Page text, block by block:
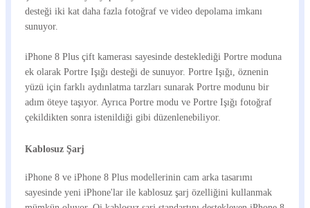
desteği iki kat daha fazla fotoğraf ve video depolama imkanı
sunuyor.
iPhone 8 Plus çift kamerası sayesinde desteklediği Portre moduna
ek olarak Portre Işığı desteği de sunuyor. Portre Işığı, öznenin
yüzü için farklı aydınlatma tarzları sunarak Portre modunu bir
adım öteye taşıyor. Ayrıca Portre modu ve Portre Işığı fotoğraf
çekildikten sonra istenildiği gibi düzenlenebiliyor.
Kablosuz Şarj
iPhone 8 ve iPhone 8 Plus modellerinin cam arka tasarımı
sayesinde yeni iPhone'lar ile kablosuz şarj özelliğini kullanmak